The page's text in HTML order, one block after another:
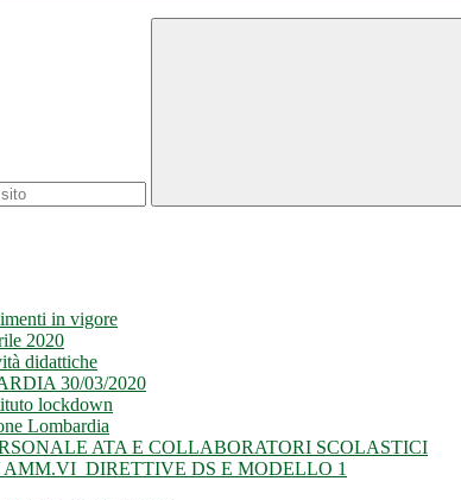
in vigore
2020
didattiche
30/03/2020
lockdown
Lombardia
ATA E COLLABORATORI SCOLASTICI
DIRETTIVE DS E MODELLO 1